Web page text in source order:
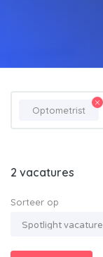
Optometrist
2 vacatures
Sorteer op